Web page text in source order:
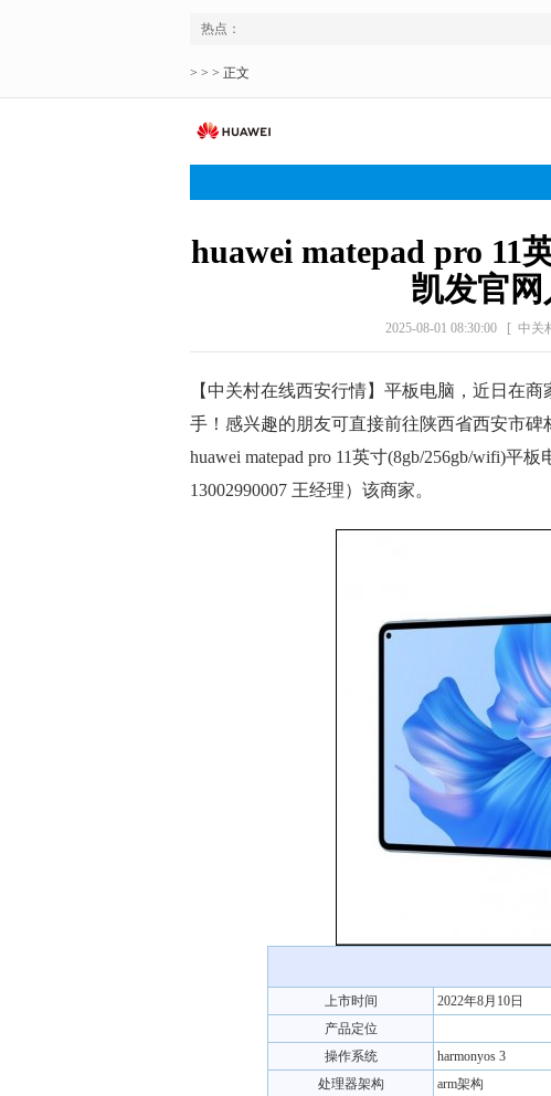
热点：
> > > 正文
huawei matepad pro 11
凯发官
2025-08-01 08:30:00 [ 中关
【中关村在线西安行情】平板电脑，近日在商
手！感兴趣的朋友可直接前往陕西省西安市
huawei matepad pro 11英寸(8gb/256gb/wifi)平
13002990007 王经理）该商家。
上市时间
2022年8月10日
产品定位
操作系统
harmonyos 3
处理器架构
arm架构